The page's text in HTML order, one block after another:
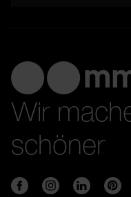
Wir
schöner